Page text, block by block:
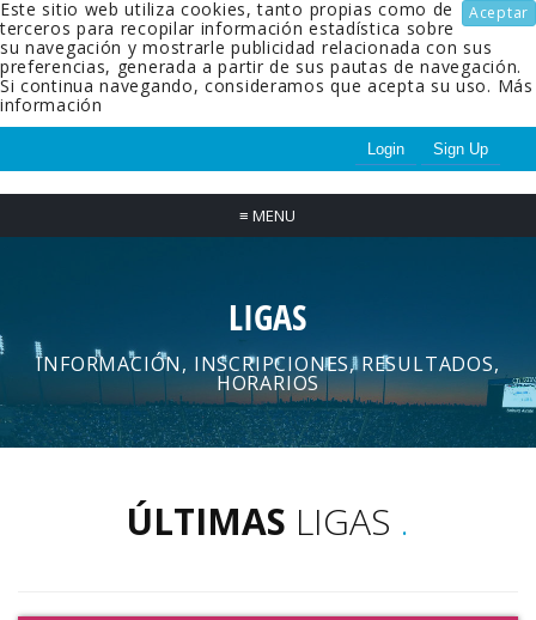
Aceptar
Este sitio web utiliza cookies, tanto propias como de
terceros para recopilar información estadística sobre
su navegación y mostrarle publicidad relacionada con sus
preferencias, generada a partir de sus pautas de navegación.
Si continua navegando, consideramos que acepta su uso. Más
información
Login Sign Up
≡ MENU
LIGAS
INFORMACIÓN, INSCRIPCIONES, RESULTADOS,
HORARIOS
ÚLTIMAS LIGAS .